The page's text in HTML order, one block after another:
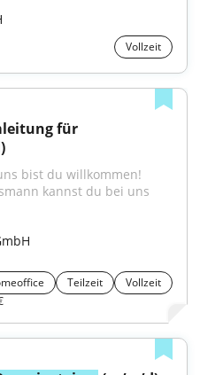
Vollzeit
für
bist du willkommen!
kannst du bei uns
Teilzeit
Vollzeit